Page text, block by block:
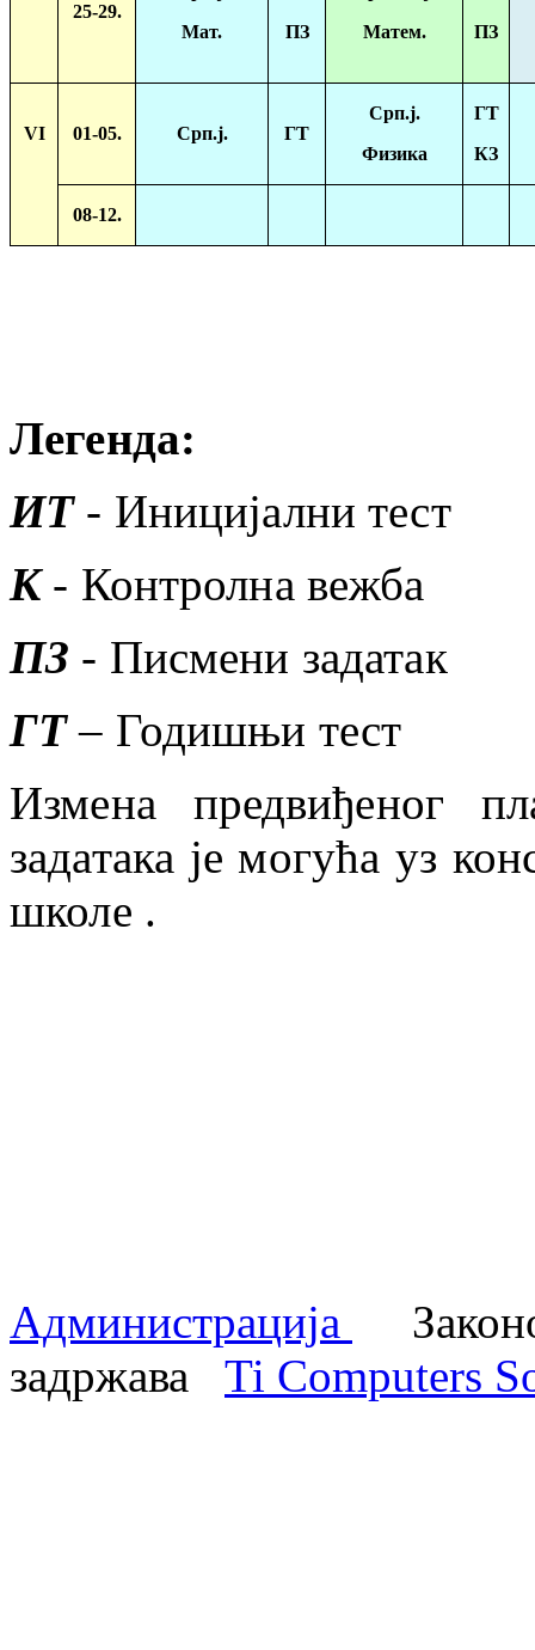
25-29.
Мат.
ПЗ
Матем.
ПЗ
VI 01-05. Срп.ј. ГТ
Срп.ј.
Физика
ГТ
КЗ
08-12.
Легенда:
ИТ- Иницијални тест
К- Контролна вежба
ПЗ - Писмени задатак
ГТ– Годишњи тест
Измена предвиђеног
задатака је могућа уз
школе .
Администрација
задржава Ti Computers